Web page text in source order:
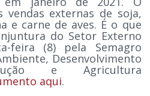
vendas externas de soja,
e carne de aves. É o que
do Setor Externo
feira (8) pela Semagro
Desenvolvimento
e Agricultura
aqui.